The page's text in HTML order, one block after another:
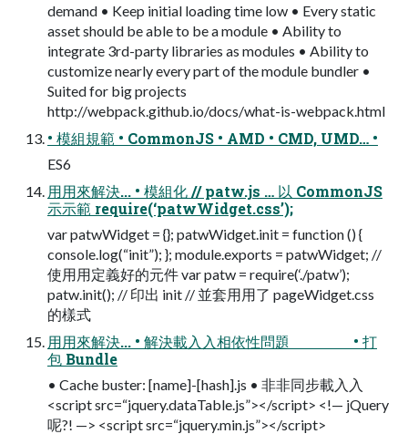
demand • Keep initial loading time low • Every static
asset should be able to be a module • Ability to
integrate 3rd-party libraries as modules • Ability to
customize nearly every part of the module bundler •
Suited for big projects
http://webpack.github.io/docs/what-is-webpack.html
• 模組規範 • CommonJS • AMD • CMD, UMD… •
ES6
⽤用來解決... • 模組化 // patw.js … 以 CommonJS
⽰示範 require(‘patwWidget.css’);
var patwWidget = {}; patwWidget.init = function () {
console.log(“init”); }; module.exports = patwWidget; //
使⽤用定義好的元件 var patw = require(‘./patw’);
patw.init(); // 印出 init // 並套⽤用了 pageWidget.css
的樣式
⽤用來解決... • 解決載⼊入相依性問題 • 打
包 Bundle
• Cache buster: [name]-[hash].js • ⾮非同步載⼊入
<script src=“jquery.dataTable.js”></script> <!— jQuery
呢?! —> <script src=“jquery.min.js”></script>